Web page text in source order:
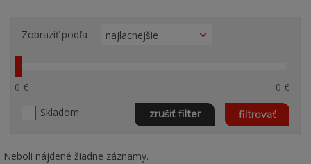
0 €
0 €
Skladom
filtrovať
zrušiť filter
Zobraziť podľa
Neboli nájdené žiadne záznamy.